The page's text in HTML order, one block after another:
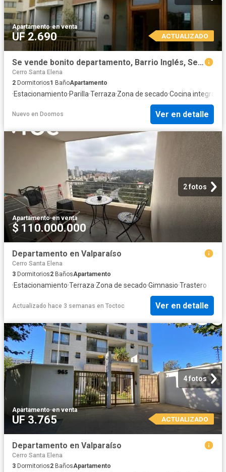
Apartamento·en venta
UF 2.690 ACTUALIZADO
Se vende bonito departamento, Barrio Inglés, Sector Valparaíso
Cerro Santa Elena
2 Dormitorios1 BañoApartamento
·Estacionamiento·Parilla·Terraza·Zona de secado·Cocina integral
Nuevo en Doomos Ver en detalle
2 fotos
Apartamento·en venta
$ 110.000.000
Departamento en Valparaíso
Cerro Santa Elena
3 Dormitorios2 BañosApartamento
·Estacionamiento·Terraza·Zona de secado·Gimnasio·Trastero
Actualizado hace 3 semanas en Toctoc Ver en detalle
4 fotos
Apartamento·en venta
UF 3.765 ACTUALIZADO
Departamento en Valparaíso
Cerro Santa Elena
3 Dormitorios2 BañosApartamento